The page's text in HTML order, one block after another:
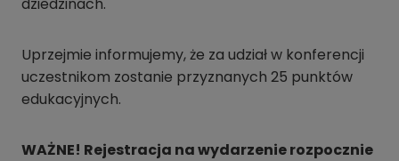
Uprzejmie informujemy, że za udział w konferencji
uczestnikom zostanie przyznanych 25 punktów
edukacyjnych.
WAŻNE! Rejestracja na wydarzenie rozpocznie